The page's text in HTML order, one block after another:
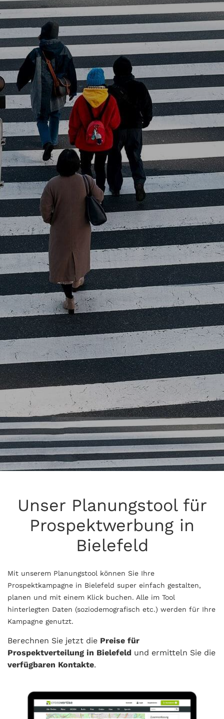
Unser Planungstool für
Prospektwerbung in
Bielefeld
Mit unserem Planungstool können Sie Ihre
Prospektkampagne in Bielefeld super einfach gestalten,
planen und mit einem Klick buchen. Alle im Tool
hinterlegten Daten (soziodemografisch etc.) werden für Ihre
Kampagne genutzt.
Berechnen Sie jetzt die Preise für
Prospektverteilung in Bielefeld und ermitteln Sie die
verfügbaren Kontakte.